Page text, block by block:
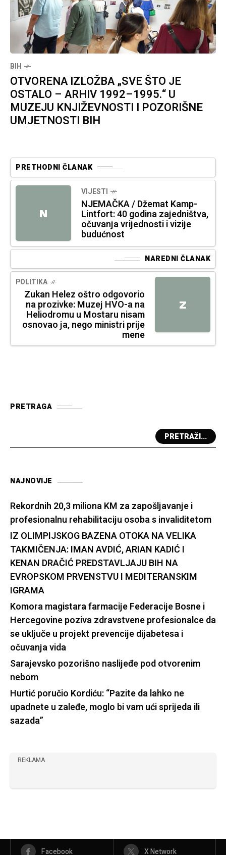
BIH
OTVORENA IZLOŽBA „SVE ŠTO JE
OSTALO – ARHIV 1992–1995.“ U
MUZEJU KNJIŽEVNOSTI I POZORIŠNE
UMJETNOSTI BIH
PRETHODNI ČLANAK
N
VIJESTI
NJEMAČKA / Džemat Kamp-
Lintfort: 40 godina zajedništva,
očuvanja vrijednosti i vizije
budućnost
NAREDNI ČLANAK
Z
POLITIKA
Zukan Helez oštro odgovorio
na prozivke: Muzej HVO-a na
Heliodromu u Mostaru nisam
osnovao ja, nego ministri prije
mene
PRETRAGA
PRETRAŽI...
NAJNOVIJE
Rekordnih 20,3 miliona KM za zapošljavanje i
profesionalnu rehabilitaciju osoba s invaliditetom
IZ OLIMPIJSKOG BAZENA OTOKA NA VELIKA
TAKMIČENJA: IMAN AVDIĆ, ARIAN KADIĆ I
KENAN DRAČIĆ PREDSTAVLJAJU BIH NA
EVROPSKOM PRVENSTVU I MEDITERANSKIM
IGRAMA
Komora magistara farmacije Federacije Bosne i
Hercegovine poziva zdravstvene profesionalce da
se uključe u projekt prevencije dijabetesa i
očuvanja vida
Sarajevsko pozorišno naslijeđe pod otvorenim
nebom
Hurtić poručio Kordiću: “Pazite da lahko ne
upadnete u zaleđe, moglo bi vam ući sprijeda ili
sazada”
REKLAMA
Facebook X Network